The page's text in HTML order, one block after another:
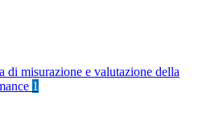
di misurazione e valutazione della
1